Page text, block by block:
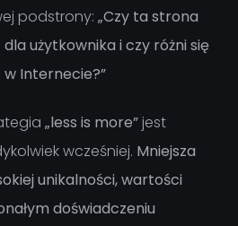
podstrony: „Czy ta strona
użytkownika i czy różni się
w Internecie?”
„less is more”jest
wcześniej. Mniejsza
unikalności, wartości
doświadczeniu